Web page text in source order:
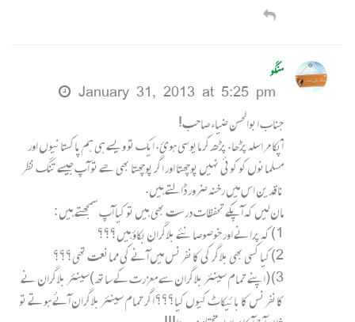
منگو
January 31, 2013 at 5:25 pm
جناب ابوالحسن ضیاء صاحب!
آپکا مراسلہ پڑھا. پڑھ کر مایوسی ہوئ. ایک تو ویسے ہی ہم پاکستانیوں اور
مسلمانوں کو کوئی نہیں پوچھتا اور اگر پوچھتا بھی ھے تو آپ جیسے تنگ نظر
ناقدین اس میں رخنہ ضرور ڈالتے ہیں.
مان لیں کہ آپکے تحفظات درست بھی ہیں تو کیا آپ سمجھتے ہیں :
1) کہ پرانے اور خوصوصا نئے بلاگران بکاؤ ہیں؟؟؟
2) کیا کسی بھی بلاگر کی کانفرنس میں آنے کی ممانعت تھی؟؟؟
3) (اپنے تمام سینئر بلاگران سے معزرت کے ساتھ )سینئر بلاگران نے
کانفرنس کا بائیکاٹ کیوں کیا؟؟؟ اگر تمام سینئر بلاگران آئے ہوتے تو